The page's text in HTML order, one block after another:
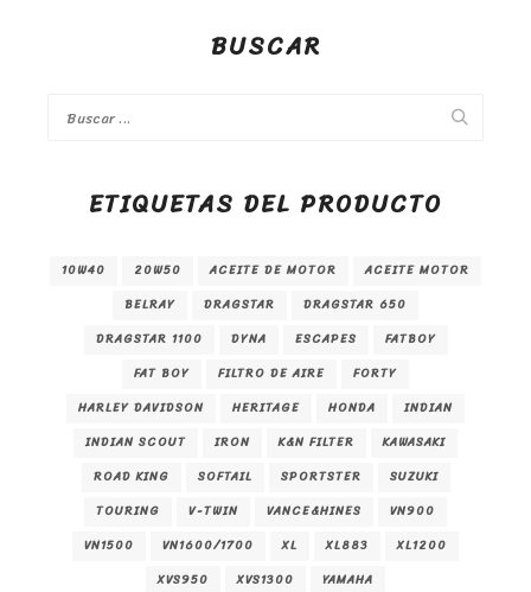
BUSCAR
ETIQUETAS DEL PRODUCTO
10W40 20W50 ACEITE DE MOTOR
ACEITE MOTOR
BELRAY
DRAGSTAR
DRAGSTAR 650
DRAGSTAR 1100
DYNA ESCAPES
FATBOY
FAT BOY
FILTRO DE AIRE
FORTY
HARLEY DAVIDSON
HERITAGE HONDA
INDIAN
INDIAN SCOUT
IRON K&N FILTER
KAWASAKI
ROAD KING
SOFTAIL SPORTSTER
SUZUKI
TOURING
V-TWIN VANCE&HINES
VN900
VN1500
VN1600/1700 XL XL883
XL1200
XVS950
XVS1300 YAMAHA